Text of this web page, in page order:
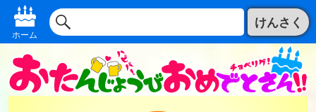
ホーム
けんさく